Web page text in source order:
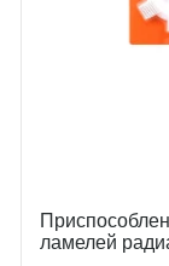
ламелей